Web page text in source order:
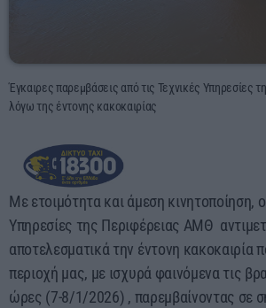
Έγκαιρες παρεμβάσεις από τις Τεχνικές
λόγω της έντονης κακοκαιρίας
Με ετοιμότητα και άμεση κινητοποίηση,
Υπηρεσίες της Περιφέρειας ΑΜΘ
αποτελεσματικά την έντονη κακοκαιρία
περιοχή μας, με ισχυρά φαινόμενα τις
ώρες (7-8/1/2026) , παρεμβαίνοντας σε